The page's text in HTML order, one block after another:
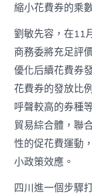
縮小花費券的乘
劉敏先容，在11
商務委將充足評
優化后續花費券
花費券的發放比
呼聲較高的券種
貿易綜合體，聯
性的促花費運動
小政策效應。
四川進一個步驟